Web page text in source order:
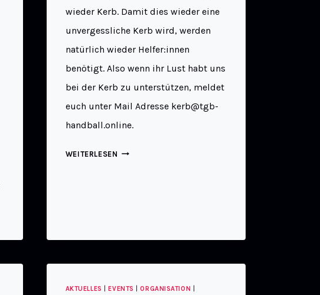
wieder Kerb. Damit dies wieder eine
unvergessliche Kerb wird, werden
natürlich wieder Helfer:innen
benötigt. Also wenn ihr Lust habt uns
bei der Kerb zu unterstützen, meldet
euch unter Mail Adresse kerb@tgb-
handball.online.
WEITERLESEN
AKTUELLES |EVENTS |ORGANISATION